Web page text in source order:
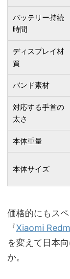
バッテリー持続
時間
ディスプレイ材
質
バンド素材
対応する手首の
太さ
本体重量
本体サイズ
価格的にもス
『Xiaomi
を変えて日本
か。